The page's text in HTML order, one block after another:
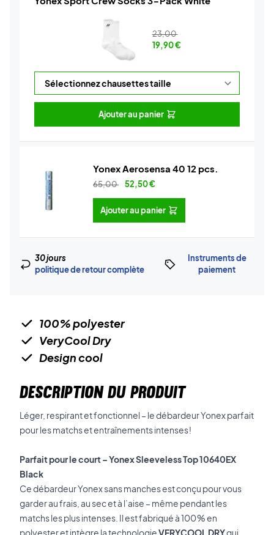
23,00
19,90€
Ajouter au panier
Yonex Aerosensa 40 12 pcs.
65,00 52,50€
Ajouter au panier
30 jours
politique de retour complète
Instruments de
paiement
100% polyester
VeryCool Dry
Design cool
DESCRIPTION DU PRODUIT
Léger, respirant et fonctionnel – le débardeur Yonex parfait
pour les matchs et entraînements intenses !
Parfait pour le court – Yonex Sleeveless Top 10640EX
Black
Ce débardeur Yonex sans manches est conçu pour vous
garder au frais, au sec et à l’aise – même pendant les
matchs les plus intenses. Il est fabriqué à 100 % en
polyester et intègre la technologieVERYCOOL DRYqui